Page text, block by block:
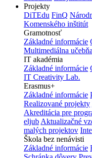
Projekty
DiTEdu FinQ
Komenského inštitút
Gramotnosť
Základné informácie
Multimediálna učebňa
IT akadémia
Základné informácie
IT Creativity Lab.
Erasmus+
Základné informácie
Realizované projekty
Akreditácia pre
eljub Aktualizačné
malých projektov
Škola bez nenávisti
Základné informácie